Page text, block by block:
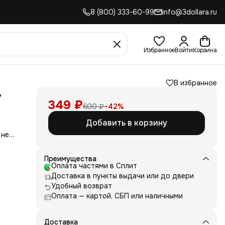
8 (800) 333-60-99 info@3dollara.ru
ИзбранноеВойтиКорзина
В избранное
349 ₽600 ₽−42%
Добавить в корзину
Преимущества
Оплата частями в Сплит
Доставка в пункты выдачи или до двери
Удобный возврат
Оплата — картой, СБП или наличными
Доставка